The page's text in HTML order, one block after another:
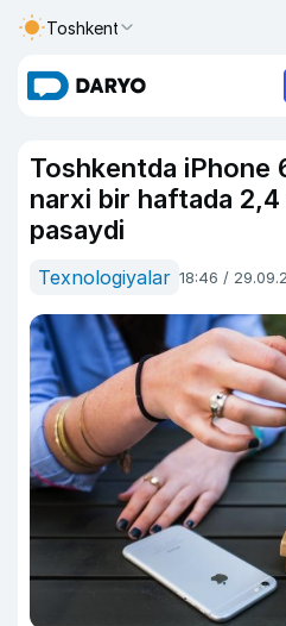
Toshkent
Toshkentda iPhone
narxi bir haftada 2,4
pasaydi
Texnologiyalar 18:46 /